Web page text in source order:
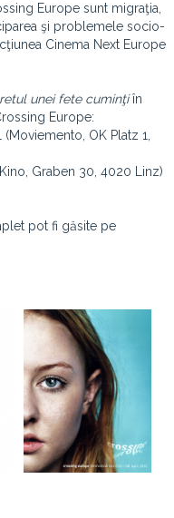
Europe sunt migraţia,
şi problemele socio-
Cinema Next Europe
unei fete cuminţiîn
Europe:
OK Platz 1,
Graben 30, 4020 Linz)
pot fi găsite pe